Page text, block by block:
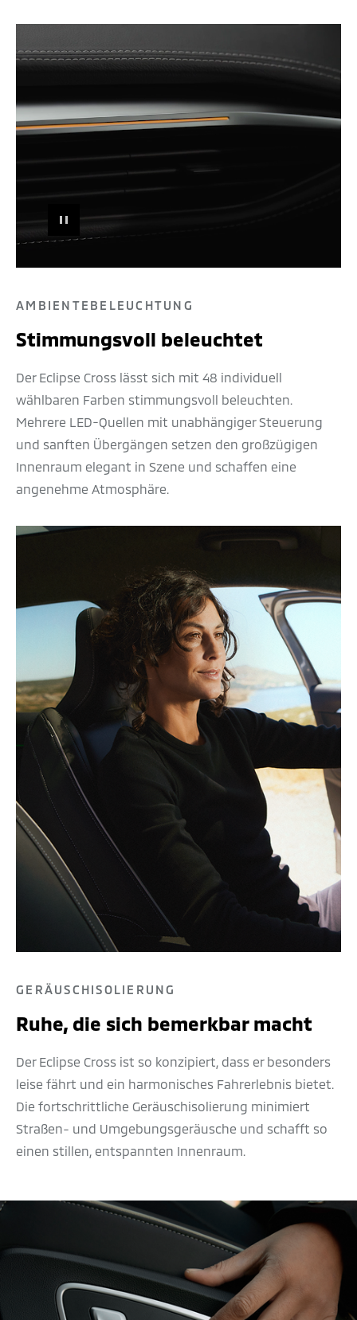
PAUSE
AMBIENTEBELEUCHTUNG
Stimmungsvoll beleuchtet
Der Eclipse Cross lässt sich mit 48 individuell
wählbaren Farben stimmungsvoll beleuchten.
Mehrere LED-Quellen mit unabhängiger Steuerung
und sanften Übergängen setzen den großzügigen
Innenraum elegant in Szene und schaffen eine
angenehme Atmosphäre.
GERÄUSCHISOLIERUNG
Ruhe, die sich bemerkbar macht
Der Eclipse Cross ist so konzipiert, dass er besonders
leise fährt und ein harmonisches Fahrerlebnis bietet.
Die fortschrittliche Geräuschisolierung minimiert
Straßen- und Umgebungsgeräusche und schafft so
einen stillen, entspannten Innenraum.